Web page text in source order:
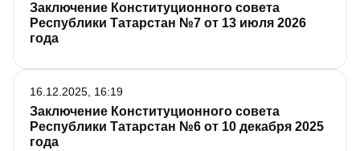
Заключение Конституционного совета
Республики Татарстан №7 от 13 июля 2026
года
Заключение Конституционного совета
Республики Татарстан №6 от 10 декабря 2025
года
16.12.2025, 16:19